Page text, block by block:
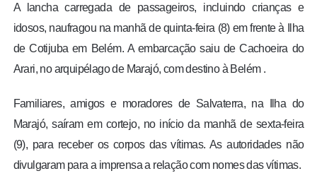
A lancha carregada de passageiros, incluindo crianças e
idosos, naufragou na manhã de quinta-feira (8) em frente à Ilha
de Cotijuba em Belém. A embarcação saiu de Cachoeira do
Arari, no arquipélago de Marajó, com destino à Belém .
Familiares, amigos e moradores de Salvaterra, na Ilha do
Marajó, saíram em cortejo, no início da manhã de sexta-feira
(9), para receber os corpos das vítimas. As autoridades não
divulgaram para a imprensa a relação com nomes das vítimas.